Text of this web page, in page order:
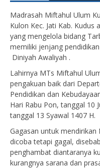
Madrasah Miftahul Ulum
Kulon Kec. Jati Kab.
yang mengelola bidang
memiliki jenjang
Diniyah Awaliyah .
Lahirnya MTs Miftahul
pengakuan baik dari
Pendidikan dan
Hari Rabu Pon, tanggal 10
tanggal 13 Syawal 1407 H.
Gagasan untuk mendirikan
dicoba tetapi gagal,
penghambat diantaranya
kurangnya sarana dan